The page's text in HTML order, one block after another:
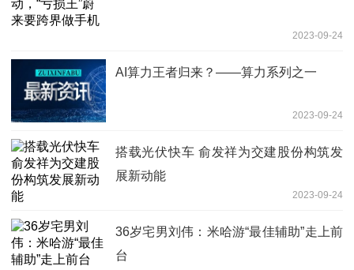
2023-09-24
AI算力王者归来？——算力系列之一
2023-09-24
搭载光伏快车 俞发祥为交建股份构筑发
展新动能
2023-09-24
36岁宅男刘伟：米哈游“最佳辅助”走上前
台